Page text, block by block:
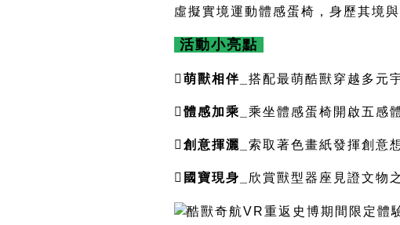
虛擬實境運動體感蛋椅，身歷其境
活動小亮點
️ 萌獸相 伴 搭配最萌酷獸穿越多元
️ 體感加乘_ 乘坐體感蛋椅開啟五感
️ 創意揮灑_ 索取著色畫紙發揮創意
️ 國寶現身 欣賞獸型器座見證文物